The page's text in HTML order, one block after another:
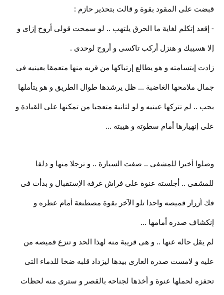
قبضت على المقود بقوة و قالت بتحذير حازم :
- إقعد إتكلم لغاية ما الحرق يلتهب .. لو سمحت قولى أروح إزاى و
إلا هسيبك و هنزل أركب تاكسى و أروح لوحدى .
زادت إبتسامته و هو يطالع إرتباكها من قربه منها متعمقا بعينيه فى
جمال ملامحها الغاضبة ... ظل يرشدها طوال الطريق و هو يتأملها
بحب .. لم تتركها عينيه و لو لثانية متعجبا من تمكنها على القيادة و
على إنهيارها أمام سطوته و هيبته ...
وصلوا أخيرا للمشفى .. صفت السيارة .. و ترجلا منها و دلفا
للمشفى .. أجلسته عنوة على فراش غرفة الإستقبال و بدأت فى
فك أزرار قميصه واحدا تلو الآخر بقوة مصطنعة أمام عطره و
إنكشاف صدره أمامها ...
لم يقل حاله عنها .. و هى قريبة منه لهذا الحد و تنزع قميصه من
عليه و لامست صدره العارى بيدها ليزداد قلبه ضخا للدماء التى
تحفزه لحملها عنوة و أخذها لجناحه بالقصر و سترى منه لحظات